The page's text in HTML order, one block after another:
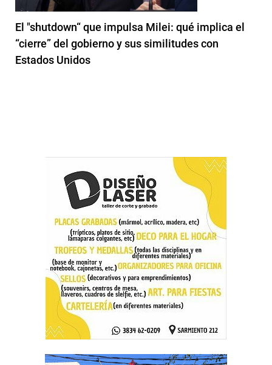
El "shutdown“ que impulsa Milei: qué implica el
“cierre” del gobierno y sus similitudes con
Estados Unidos